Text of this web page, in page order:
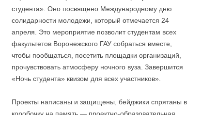
студента». Оно посвящено Международному дню
солидарности молодежи, который отмечается 24
апреля. Это мероприятие позволит студентам всех
факультетов Воронежского ГАУ собраться вместе,
чтобы пообщаться, посетить площадки организаций,
прочувствовать атмосферу ночного вуза. Завершится
«Ночь студента» квизом для всех участников».
Проекты написаны и защищены, бейджики спрятаны в